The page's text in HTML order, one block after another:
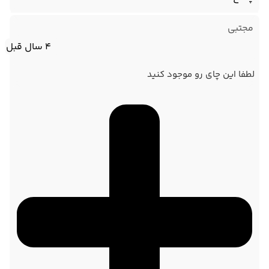
مجتبی
4 سال قبل
لطفا این چای رو موجود کنید